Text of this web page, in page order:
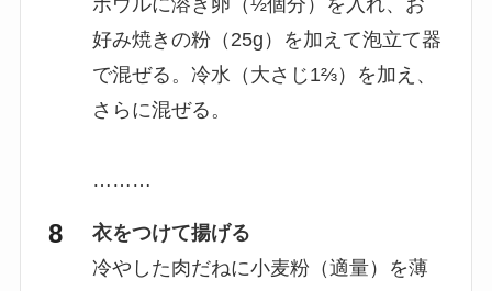
ボウルに溶き卵（½個分）を入れ、お
好み焼きの粉（25g）を加えて泡立て器
で混ぜる。冷水（大さじ1⅔）を加え、
さらに混ぜる。
………
衣をつけて揚げる
冷やした肉だねに小麦粉（適量）を薄